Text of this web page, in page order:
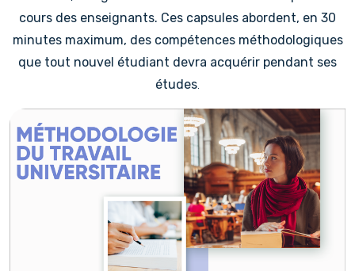
cours des enseignants. Ces capsules abordent, en 30
minutes maximum, des compétences méthodologiques
que tout nouvel étudiant devra acquérir pendant ses
études.